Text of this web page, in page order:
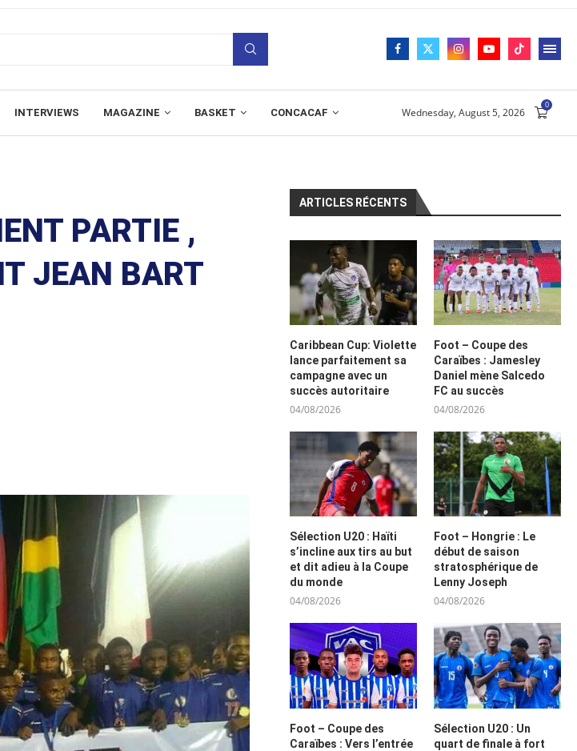
INTERVIEWS MAGAZINE BASKET CONCACAF Wednesday, August 5, 2026
0
PARTIE ,
JEAN BART
ARTICLES RÉCENTS
Caribbean Cup: Violette
lance parfaitement sa
campagne avec un
succès autoritaire
04/08/2026
Foot – Coupe des
Caraïbes : Jamesley
Daniel mène Salcedo
FC au succès
04/08/2026
Sélection U20 : Haïti
s’incline aux tirs au but
et dit adieu à la Coupe
du monde
04/08/2026
Foot – Hongrie : Le
début de saison
stratosphérique de
Lenny Joseph
04/08/2026
Foot – Coupe des
Caraïbes : Vers l’entrée
Sélection U20 : Un
quart de finale à fort